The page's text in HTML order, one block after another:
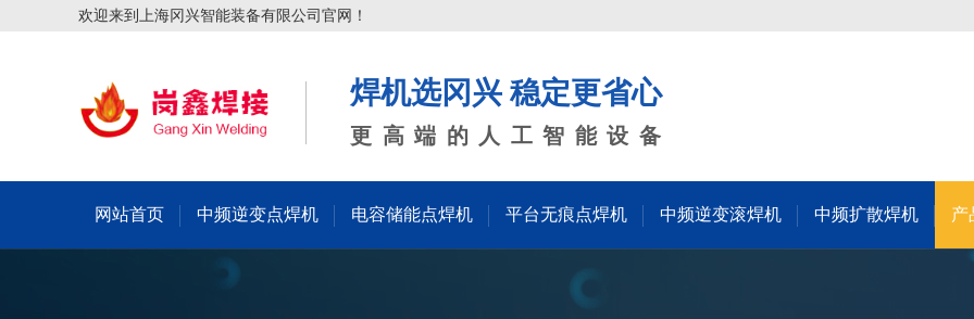
欢迎来到上海冈兴智能装备有限公司官网！
焊机选冈兴 稳定更省心
更高端的人工智能设备
网站首页 中频逆变点焊机 电容储能点焊机 平台无痕点焊机 中频逆变滚焊机 中频扩散焊机 产